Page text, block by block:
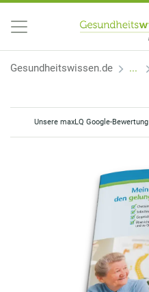
Gesundheitswissen.de
Unsere maxLQ Google-Bewertung